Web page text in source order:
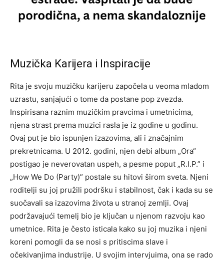
Muzička Karijera i Inspiracije
Rita je svoju muzičku karijeru započela u veoma mladom
uzrastu, sanjajući o tome da postane pop zvezda.
Inspirisana raznim muzičkim pravcima i umetnicima,
njena strast prema muzici rasla je iz godine u godinu.
Ovaj put je bio ispunjen izazovima, ali i značajnim
prekretnicama. U 2012. godini, njen debi album „Ora“
postigao je neverovatan uspeh, a pesme poput „R.I.P.” i
„How We Do (Party)” postale su hitovi širom sveta. Njeni
roditelji su joj pružili podršku i stabilnost, čak i kada su se
suočavali sa izazovima života u stranoj zemlji. Ovaj
podržavajući temelj bio je ključan u njenom razvoju kao
umetnice. Rita je često isticala kako su joj muzika i njeni
koreni pomogli da se nosi s pritiscima slave i
očekivanjima industrije. U svojim intervjuima, ona se rado